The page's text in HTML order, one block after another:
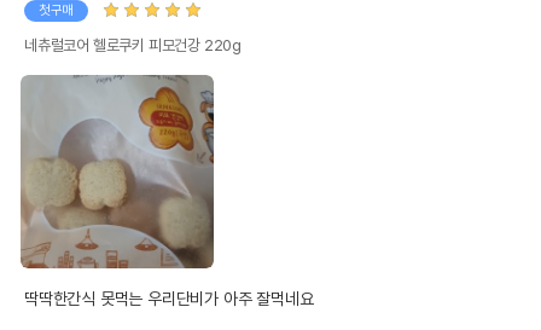
첫구매
네츄럴코어 헬로쿠키 피모건강 220g
딱딱한간식 못먹는 우리단비가 아주 잘먹네요